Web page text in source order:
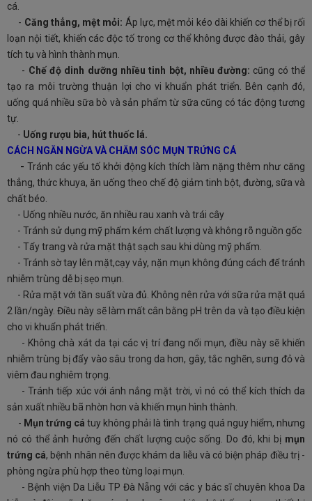
cá.
- Căng thẳng, mệt mỏi: Áp lực, mệt mỏi kéo dài khiến cơ thể bị rối
loạn nội tiết, khiến các độc tố trong cơ thể không được đào thải, gây
tích tụ và hình thành mụn.
- Chế độ dinh dưỡng nhiều tinh bột, nhiều đường: cũng có thể
tạo ra môi trường thuận lợi cho vi khuẩn phát triển. Bên cạnh đó,
uống quá nhiều sữa bò và sản phẩm từ sữa cũng có tác động tương
tự.
- Uống rượu bia, hút thuốc lá.
CÁCH NGĂN NGỪA VÀ CHĂM SÓC MỤN TRỨNG CÁ
- Tránh các yếu tố khởi động kích thích làm nặng thêm như căng
thẳng, thức khuya, ăn uống theo chế độ giảm tinh bột, đường, sữa và
chất béo.
- Uống nhiều nước, ăn nhiều rau xanh và trái cây
- Tránh sử dụng mỹ phẩm kém chất lượng và không rõ nguồn gốc
- Tẩy trang và rửa mặt thật sạch sau khi dùng mỹ phẩm.
- Tránh sờ tay lên mặt,cạy vảy, nặn mụn không đúng cách để tránh
nhiễm trùng dễ bị sẹo mụn.
- Rửa mặt với tần suất vừa đủ. Không nên rửa với sữa rửa mặt quá
2 lần/ngày. Điều này sẽ làm mất cân bằng pH trên da và tạo điều kiện
cho vi khuẩn phát triển.
- Không chà xát da tại các vị trí đang nổi mụn, điều này sẽ khiến
nhiễm trùng bị đẩy vào sâu trong da hơn, gây, tắc nghẽn, sưng đỏ và
viêm đau nghiêm trọng.
-Tránh tiếp xúc với ánh nắng mặt trời, vì nó có thể kích thích da
sản xuất nhiều bã nhờn hơn và khiến mụn hình thành.
- Mụn trứng cá tuy không phải là tình trạng quá nguy hiểm, nhưng
nó có thể ảnh hưởng đến chất lượng cuộc sống. Do đó, khi bị mụn
trứng cá, bệnh nhân nên được khám da liễu và có biện pháp điều trị -
phòng ngừa phù hợp theo từng loại mụn.
- Bệnh viện Da Liễu TP Đà Nẵng với các y bác sĩ chuyên khoa Da